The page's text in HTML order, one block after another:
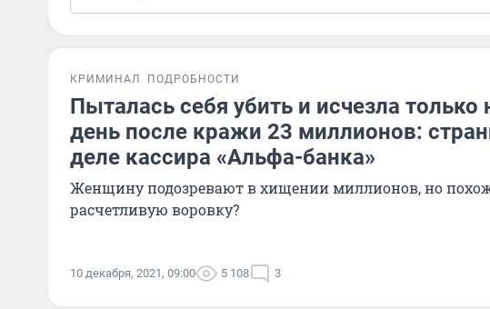
КРИМИНАЛ ПОДРОБНОСТИ
Пыталась себя убить и исчезла только
день после кражи 23 миллионов:
деле кассира «Альфа-банка»
Женщину подозревают в хищении миллионов, но
расчетливую воровку?
10 декабря, 2021, 09:00 5 108 3